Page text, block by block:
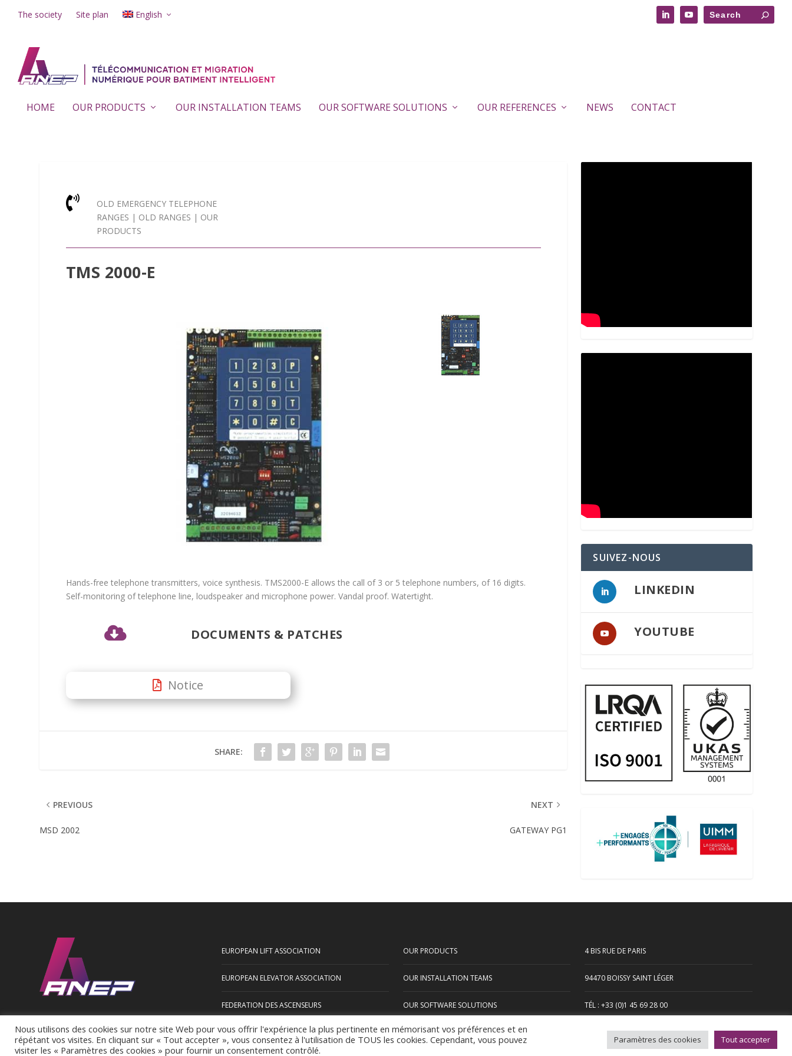
The society Site plan English
HOME OUR PRODUCTS OUR INSTALLATION TEAMS OUR SOFTWARE SOLUTIONS OUR REFERENCES NEWS CONTACT

OLD EMERGENCY TELEPHONE
RANGES | OLD RANGES | OUR
PRODUCTS
TMS 2000-E
Hands-free telephone transmitters, voice synthesis. TMS2000-E allows the call of 3 or 5 telephone numbers, of 16 digits.
Self-monitoring of telephone line, loudspeaker and microphone power. Vandal proof. Watertight.
 DOCUMENTS & PATCHES
Notice
SHARE:
PREVIOUS
MSD 2002
NEXT
GATEWAY PG1
SUIVEZ-NOUS
LINKEDIN
YOUTUBE
EUROPEAN LIFT ASSOCIATION
EUROPEAN ELEVATOR ASSOCIATION
FEDERATION DES ASCENSEURS
AFNOR
OUR PRODUCTS
OUR INSTALLATION TEAMS
OUR SOFTWARE SOLUTIONS
OUR REFERENCES
4 BIS RUE DE PARIS
94470 BOISSY SAINT LÉGER
TÉL : +33 (0)1 45 69 28 00
SAV : +33 (0)1 45 98 34 44
Nous utilisons des cookies sur notre site Web pour vous offrir l'expérience la plus pertinente en mémorisant vos préférences et en
répétant vos visites. En cliquant sur « Tout accepter », vous consentez à l'utilisation de TOUS les cookies. Cependant, vous pouvez
visiter les « Paramètres des cookies » pour fournir un consentement contrôlé.
Paramètres des cookies Tout accepter